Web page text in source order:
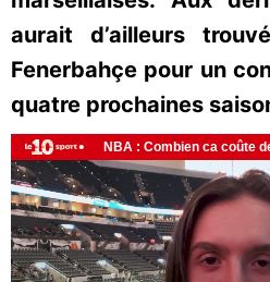
aurait d’ailleurs
Fenerbahçe pour un
quatre prochaines